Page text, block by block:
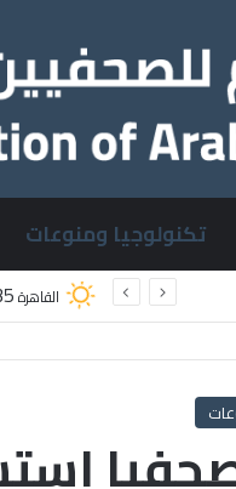
تكنولوجيا ومنوعات
القاهرة